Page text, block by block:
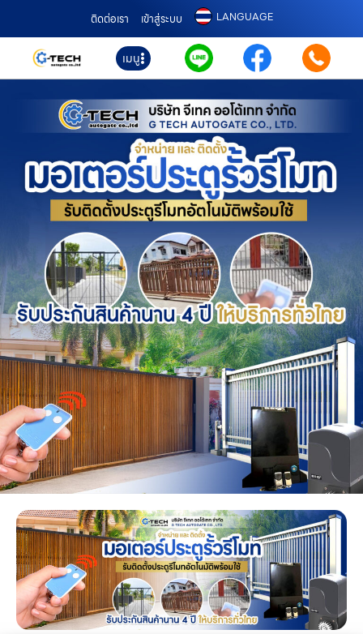
ติดต่อเรา เข้าสู่ระบบ LANGUAGE
เมนู